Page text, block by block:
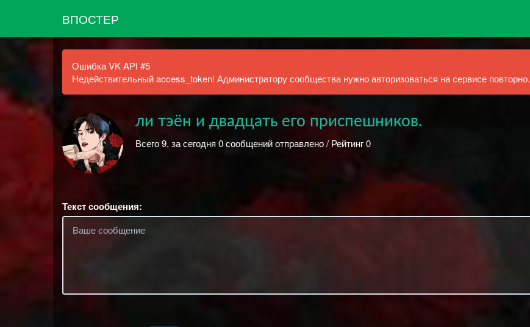
ВПОСТЕР
Ошибка VK API #5
Недействительный access_token! Администратору сообщества нужно авторизоваться на сервисе повторно.
ли тэён и двадцать его приспешников.
Всего 9, за сегодня 0 сообщений отправлено / Рейтинг 0
Текст сообщения: